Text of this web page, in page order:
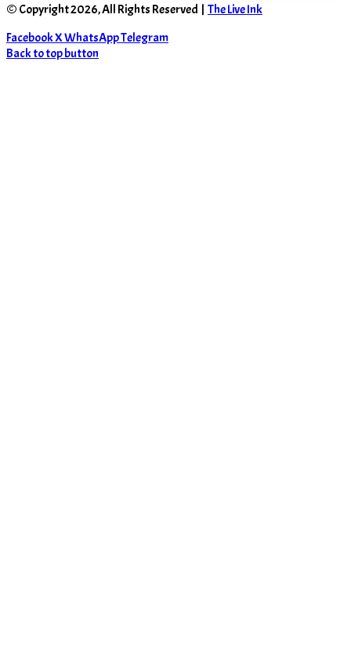
© Copyright 2026, All Rights Reserved | The Live Ink
FacebookXWhatsAppTelegram
Back to top button